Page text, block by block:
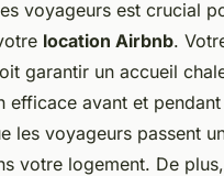
voyageurs est crucial
location Airbnb.
garantir un accueil
efficace avant et
les voyageurs passent
votre logement. De